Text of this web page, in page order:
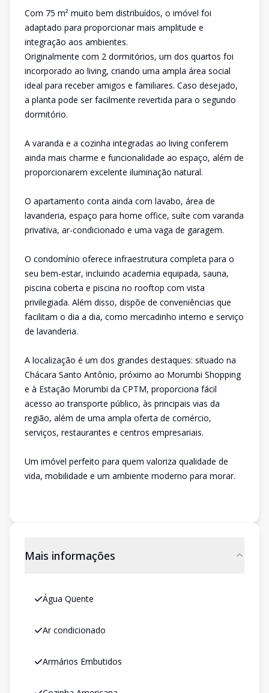
Com 75 m² muito bem distribuídos, o imóvel foi
adaptado para proporcionar mais amplitude e
integração aos ambientes.
Originalmente com 2 dormitórios, um dos quartos foi
incorporado ao living, criando uma ampla área social
ideal para receber amigos e familiares. Caso desejado,
a planta pode ser facilmente revertida para o segundo
dormitório.
A varanda e a cozinha integradas ao living conferem
ainda mais charme e funcionalidade ao espaço, além de
proporcionarem excelente iluminação natural.
O apartamento conta ainda com lavabo, área de
lavanderia, espaço para home office, suíte com varanda
privativa, ar-condicionado e uma vaga de garagem.
O condomínio oferece infraestrutura completa para o
seu bem-estar, incluindo academia equipada, sauna,
piscina coberta e piscina no rooftop com vista
privilegiada. Além disso, dispõe de conveniências que
facilitam o dia a dia, como mercadinho interno e serviço
de lavanderia.
A localização é um dos grandes destaques: situado na
Chácara Santo Antônio, próximo ao Morumbi Shopping
e à Estação Morumbi da CPTM, proporciona fácil
acesso ao transporte público, às principais vias da
região, além de uma ampla oferta de comércio,
serviços, restaurantes e centros empresariais.
Um imóvel perfeito para quem valoriza qualidade de
vida, mobilidade e um ambiente moderno para morar.
Mais informações
Água Quente
Ar condicionado
Armários Embutidos